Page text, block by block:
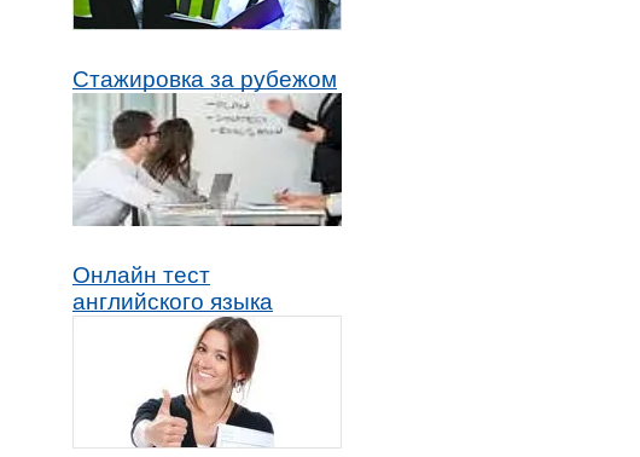
Стажировка за рубежом
Онлайн тест
английского языка